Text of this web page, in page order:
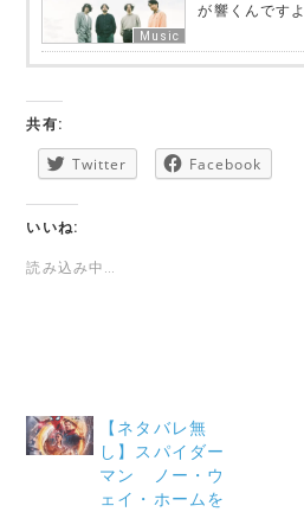
Music
が響くんですよ
共有:
Twitter Facebook
いいね:
読み込み中…
【ネタバレ無
し】スパイダー
マン ノー・ウ
ェイ・ホームを